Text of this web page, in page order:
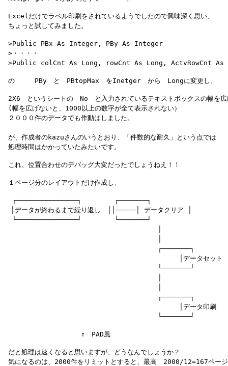
Excelだけでラベル印刷をされているようでしたので興味深く思い、
>Public PBx As Integer, PBy As Integer
>・・・・
2X6　というシートの　No　と入力されているテキストボックスの幅を
(幅を広げないと、1000以上の数字が全て表示されない）
２０００件のデータでも作動はしました。
が、作成者のkazuさんのいうとおり、「件数的な耐久」という点では
  ┌───────────────┐　　　　　┌───────┐
│データが終わるまで繰り返し　││─────│ データクリア │
  └───────────────┘　　　　　└───────┘
┌───────┐
│データセット　
└───────┘
┌───────┐
│データ印刷　　
だと処理は速くなると思いますが、どうなんでしょうか？
気になるのは、2000件をリミットとすると、最高　2000/12=167ペー